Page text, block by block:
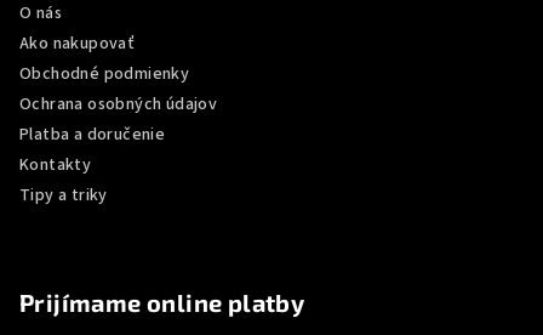
O nás
Ako nakupovať
Obchodné podmienky
Ochrana osobných údajov
Platba a doručenie
Kontakty
Tipy a triky
Prijímame online platby